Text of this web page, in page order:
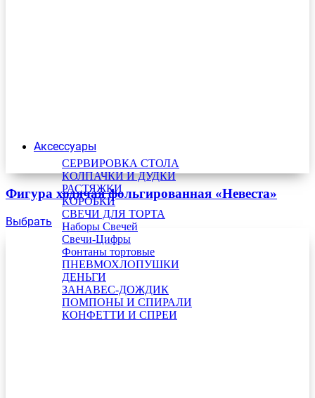
Аксессуары
СЕРВИРОВКА СТОЛА
КОЛПАЧКИ И ДУДКИ
РАСТЯЖКИ
КОРОБКИ
СВЕЧИ ДЛЯ ТОРТА
Наборы Свечей
Свечи-Цифры
Фонтаны тортовые
ПНЕВМОХЛОПУШКИ
ДЕНЬГИ
ЗАНАВЕС-ДОЖДИК
ПОМПОНЫ И СПИРАЛИ
КОНФЕТТИ И СПРЕИ
Фигура ходячая фольгированная «Невеста»
Выбрать